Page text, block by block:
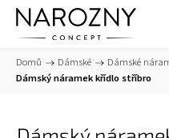
Domů / Dámské / Dámské
Dámský náramek křídlo stříbro